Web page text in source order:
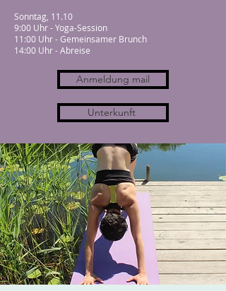
Sonntag, 11.10
9:00 Uhr - Yoga-Session
11:00 Uhr - Gemeinsamer Brunch
14:00 Uhr - Abreise
Anmeldung mail
Unterkunft